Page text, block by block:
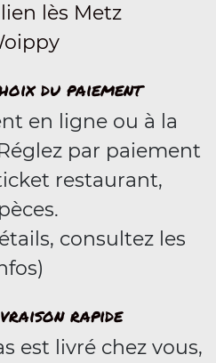
lès Metz
du paiement
en ligne ou à la
par paiement
restaurant,
consultez les
rapide
est livré chez vous,